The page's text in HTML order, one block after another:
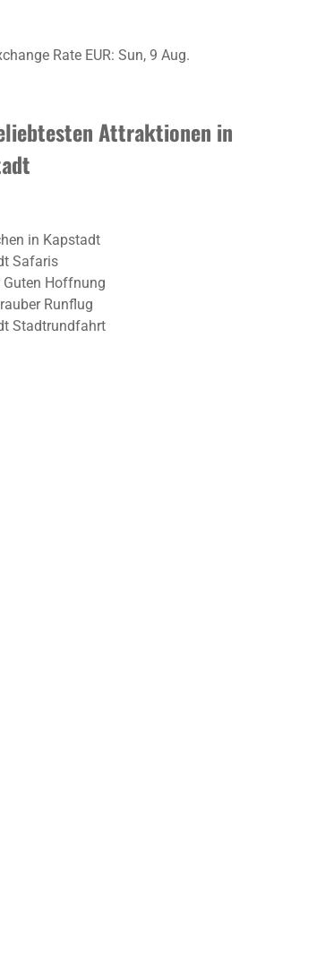
Rate EUR: Sun, 9 Aug.
Attraktionen in
in Kapstadt
Safaris
Guten Hoffnung
Runflug
Stadtrundfahrt